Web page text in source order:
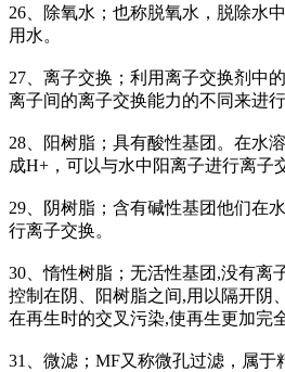
26、除氧水；也称脱氧水，脱除水
用水。
27、离子交换；利用离子交换剂中
离子间的离子交换能力的不同来进
28、阳树脂；具有酸性基团。在水
成H+，可以与水中阳离子进行离子
29、阴树脂；含有碱性基团他们在
行离子交换。
30、惰性树脂；无活性基团,没有离
控制在阴、阳树脂之间,用以隔开阴
在再生时的交叉污染,使再生更加完全
31、微滤；MF又称微孔过滤，属于